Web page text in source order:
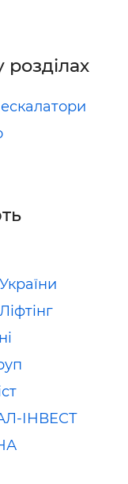
розділах
ІНВЕСТ